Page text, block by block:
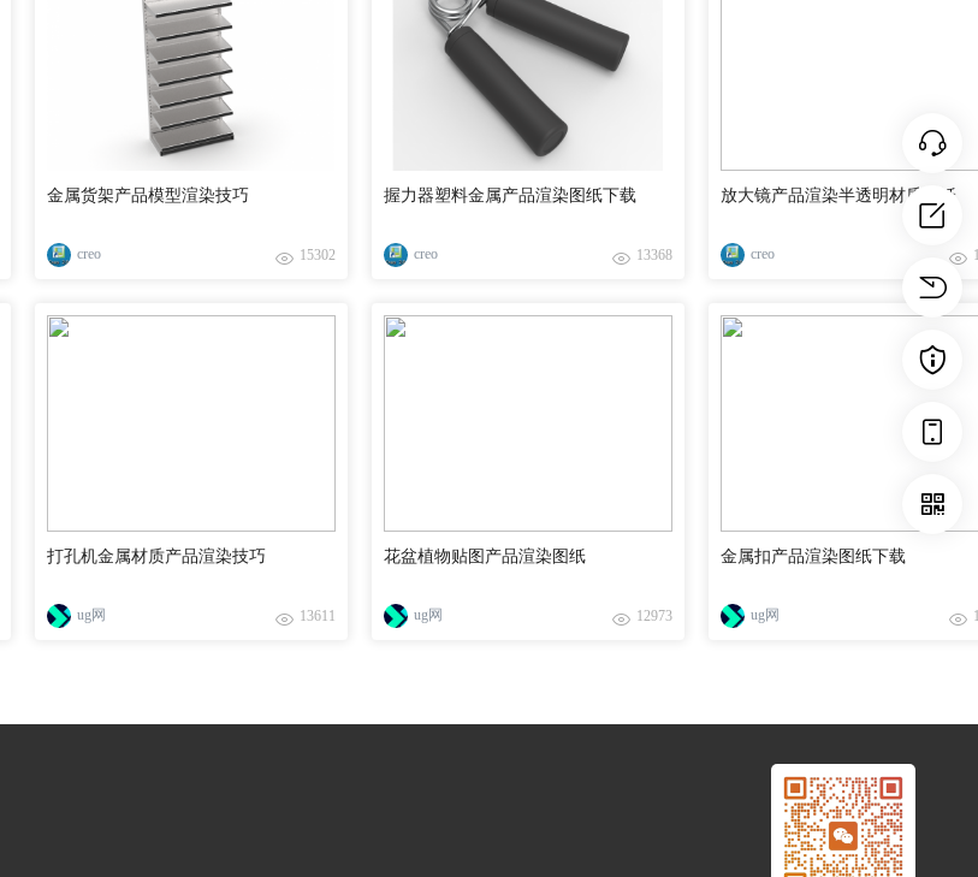
金属货架产品模型渲染技巧
creo 15302
握力器塑料金属产品渲染图纸下载
creo 13368
放大镜产品渲染半透明材质图纸
creo
打孔机金属材质产品渲染技巧
ug网 13611
花盆植物贴图产品渲染图纸
ug网 12973
金属扣产品渲染图纸下载
ug网